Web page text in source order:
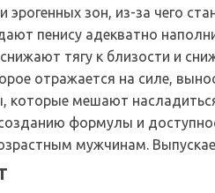
эрогенных зон, из-за чего
пенису адекватно
тягу к близости и
отражается на силе,
которые мешают
формулы и
мужчинам.